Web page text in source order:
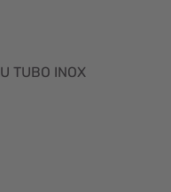
TUBO INOX